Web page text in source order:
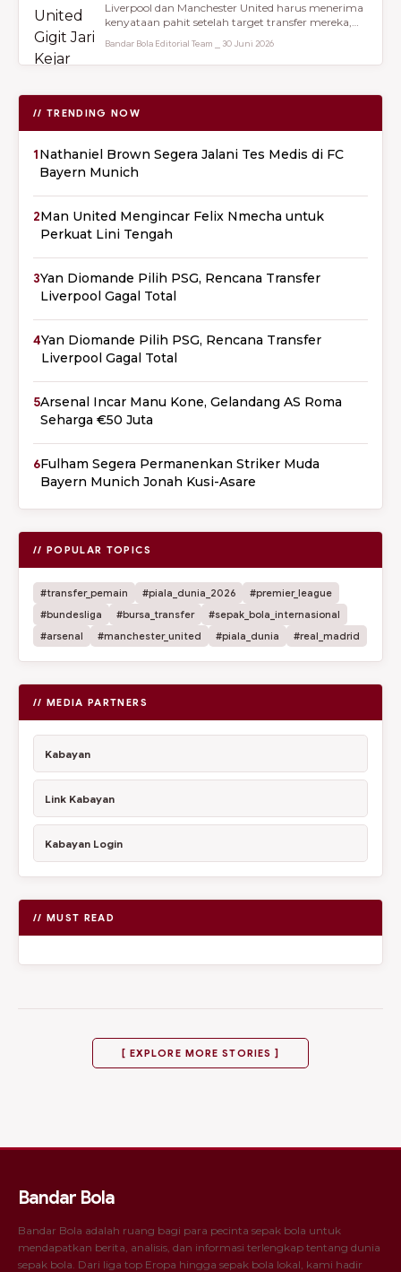
Liverpool dan Manchester United harus menerima
kenyataan pahit setelah target transfer mereka,
Bandar Bola Editorial Team ⎯ 30 Juni 2026
// TRENDING NOW
1Nathaniel Brown Segera Jalani Tes Medis di FC
Bayern Munich
2Man United Mengincar Felix Nmecha untuk
Perkuat Lini Tengah
3Yan Diomande Pilih PSG, Rencana Transfer
Liverpool Gagal Total
4Yan Diomande Pilih PSG, Rencana Transfer
Liverpool Gagal Total
5Arsenal Incar Manu Kone, Gelandang AS Roma
Seharga €50 Juta
6Fulham Segera Permanenkan Striker Muda
Bayern Munich Jonah Kusi-Asare
// POPULAR TOPICS
#transfer_pemain #piala_dunia_2026
#premier_league
#bundesliga
#bursa_transfer
#sepak_bola_internasional
#arsenal
#manchester_united #piala_dunia #real_madrid
// MEDIA PARTNERS
Kabayan
Link Kabayan
Kabayan Login
// MUST READ
[ EXPLORE MORE STORIES ]
Bandar Bola
Bandar Bola adalah ruang bagi para pecinta sepak bola untuk
mendapatkan berita, analisis, dan informasi terlengkap tentang dunia
sepak bola. Dari liga top Eropa hingga sepak bola lokal, kami hadir